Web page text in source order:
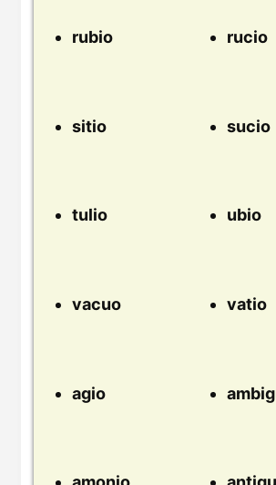
rubio rucio
sitio sucio
tulio ubio
vacuo vatio
agio